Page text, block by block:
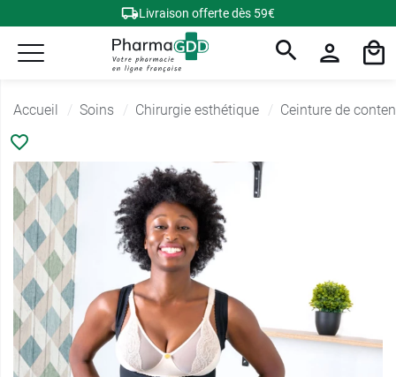
Livraison offerte dès 59€
Accueil Soins Chirurgie esthétique Ceinture de